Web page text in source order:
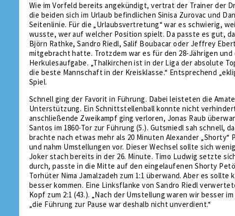
Wie im Vorfeld bereits angekündigt, vertrat der Trainer der
die beiden sich im Urlaub befindlichen Sinisa Zurovac und
Seitenlinie. Für die „Urlaubsvertretung“ war es schwierig,
wusste, wer auf welcher Position spielt. Da passte es gut,
Björn Rathke, Sandro Riedl, Salif Boubacar oder Jeffrey
mitgebracht hatte. Trotzdem war es für den 28-Jährigen und
Herkulesaufgabe. „Thalkirchen ist in der Liga der absolute
die beste Mannschaft in der Kreisklasse.“ Entsprechend
Spiel.
Schnell ging der Favorit in Führung. Dabei leisteten die
Unterstützung. Ein Schnittstellenball konnte nicht
anschließende Zweikampf ging verloren, Jonas Raub
Santos im 1860-Tor zur Führung (5.). Gutsmiedl sah schnell,
brachte nach etwas mehr als 20 Minuten Alexander „Shorty“
und nahm Umstellungen vor. Dieser Wechsel sollte sich
Joker stach bereits in der 26. Minute. Timo Ludwig setzte
durch, passte in die Mitte auf den eingelaufenen Shorty
Torhüter Nima Jamalzadeh zum 1:1 überwand. Aber es sollte
besser kommen. Eine Linksflanke von Sandro Riedl
Kopf zum 2:1 (43.). „Nach der Umstellung waren wir besser
„die Führung zur Pause war deshalb nicht unverdient.“